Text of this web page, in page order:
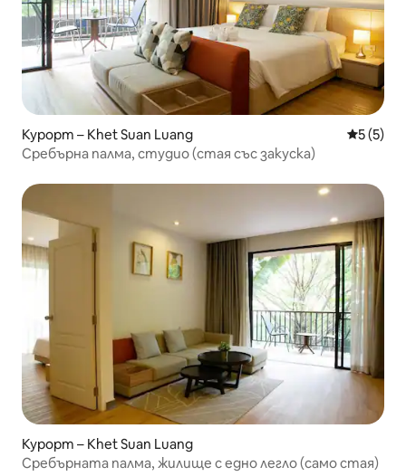
Курорт – Khet Suan Luang Средна
5 (5)
Сребърна палма, студио (стая със закуска)
Курорт – Khet Suan Luang
Сребърната палма, жилище с едно легло (само стая)